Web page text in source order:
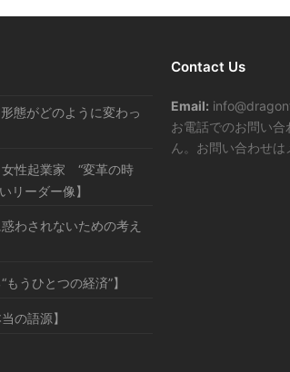
態がどのように変わっ
女性起業家 “変革の時
リーダー像】
わされないための考え
もうひとつの経済”】
の語源】
Contact Us
Email:
お電話でのお問い
ん。お問い合わせは